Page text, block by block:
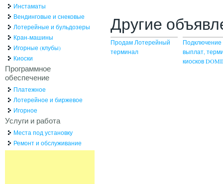
Другие
Продам Лотерейный
терминал
Подключение
выплат,
киосков
Инстаматы
Вендинговые и снековые
Лотерейные и бульдозеры
Кран-машины
Игорные (клубы)
Киоски
Программное
обеспечение
Платежное
Лотерейное и биржевое
Игорное
Услуги и работа
Места под установку
Ремонт и обслуживание